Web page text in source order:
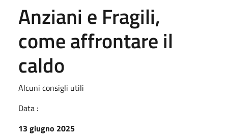
Anziani e Fragili,
come affrontare il
caldo
Alcuni consigli utili
Data :
13 giugno 2025